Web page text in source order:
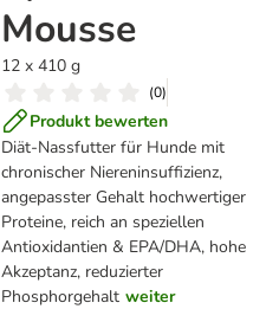
Mousse
12 x 410 g
(0)
Produkt bewerten
Diät-Nassfutter für Hunde mit
chronischer Niereninsuffizienz,
angepasster Gehalt hochwertiger
Proteine, reich an speziellen
Antioxidantien & EPA/DHA, hohe
Akzeptanz, reduzierter
Phosphorgehalt weiter